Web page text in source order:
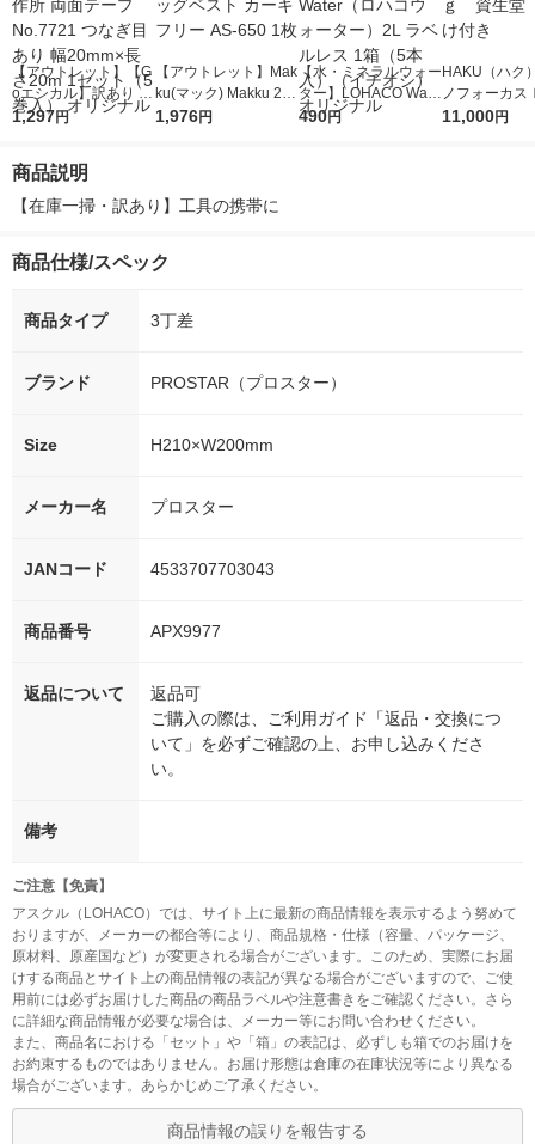
【アウトレット】【G
oエシカル】訳あり 寺
岡製作所 両面テープ
1セット（5巻入） オ
リジナル
1,297円
【アウトレット】Mak
ku(マック) Makku 2w
ayバッグベスト カー
1,976円
【水・ミネラルウォー
ター】LOHACO Wate
r（ロハコウォータ
490円
HAKU（ハ
ノフォーカ
5ｇ 資生堂
11,000円
商品説明
【在庫一掃・訳あり】工具の携帯に
商品仕様/スペック
商品タイプ 3丁差
ブランド PROSTAR（プロスター）
Size H210×W200mm
メーカー名 プロスター
JANコード 4533707703043
商品番号 APX9977
返品について
返品可
ご購入の際は、ご利用ガイド「返品・交換につ
いて」を必ずご確認の上、お申し込みくださ
い。
備考
ご注意【免責】
アスクル（LOHACO）では、サイト上に最新の商品情報を表示するよう努めて
おりますが、メーカーの都合等により、商品規格・仕様（容量、パッケージ、
原材料、原産国など）が変更される場合がございます。このため、実際にお届
けする商品とサイト上の商品情報の表記が異なる場合がございますので、ご使
用前には必ずお届けした商品の商品ラベルや注意書きをご確認ください。さら
に詳細な商品情報が必要な場合は、メーカー等にお問い合わせください。
また、商品名における「セット」や「箱」の表記は、必ずしも箱でのお届けを
お約束するものではありません。お届け形態は倉庫の在庫状況等により異なる
場合がございます。あらかじめご了承ください。
商品情報の誤りを報告する